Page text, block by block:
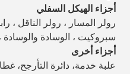
أجزاء الهيكل السفلي
رولر المسار ، رولر الناقل ،
سبروكيت ، الوسادة والوسادة
أجزاء أخرى
علبة خدمة، دائرة التأرجح،